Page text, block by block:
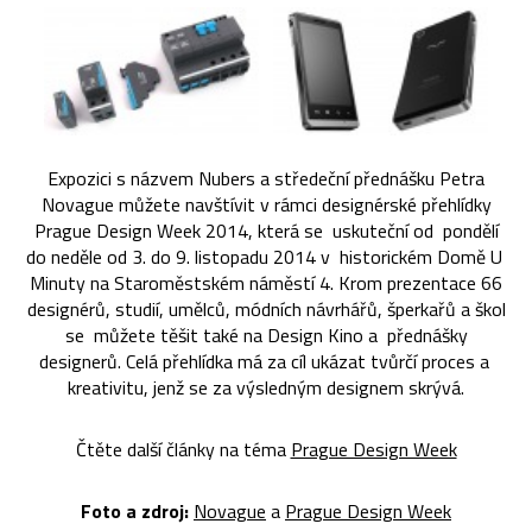
Expozici s názvem Nubers a středeční přednášku Petra
Novague můžete navštívit v rámci designérské přehlídky
Prague Design Week 2014, která se uskuteční od pondělí
do neděle od 3. do 9. listopadu 2014 v historickém Domě U
Minuty na Staroměstském náměstí 4. Krom prezentace 66
designérů, studií, umělců, módních návrhářů, šperkařů a škol
se můžete těšit také na Design Kino a přednášky
designerů. Celá přehlídka má za cíl ukázat tvůrčí proces a
kreativitu, jenž se za výsledným designem skrývá.
Čtěte další články na téma Prague Design Week
Foto a zdroj: Novague a Prague Design Week